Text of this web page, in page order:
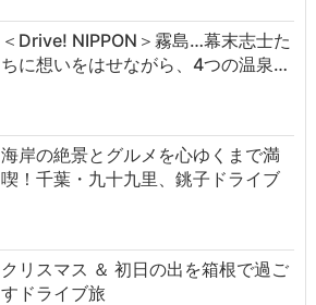
＜Drive! NIPPON＞霧島…幕末志士た
ちに想いをはせながら、4つの温泉…
海岸の絶景とグルメを心ゆくまで満
喫！千葉・九十九里、銚子ドライブ
クリスマス ＆ 初日の出を箱根で過ご
すドライブ旅